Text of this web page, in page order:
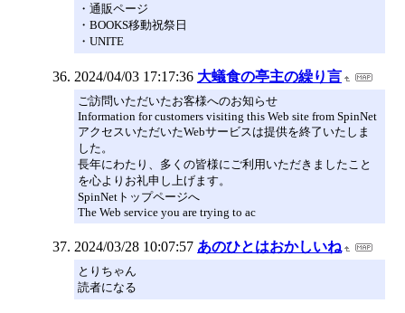
・通販ページ
・BOOKS移動祝祭日
・UNITE
2024/04/03 17:17:36 大蟻食の亭主の繰り言
ご訪問いただいたお客様へのお知らせ
Information for customers visiting this Web site from SpinNet
アクセスいただいたWebサービスは提供を終了いたしま
した。
長年にわたり、多くの皆様にご利用いただきましたこと
を心よりお礼申し上げます。
SpinNetトップページへ
The Web service you are trying to ac
2024/03/28 10:07:57 あのひとはおかしいね
とりちゃん
読者になる